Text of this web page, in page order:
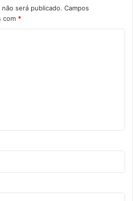
será publicado. Campos
com *